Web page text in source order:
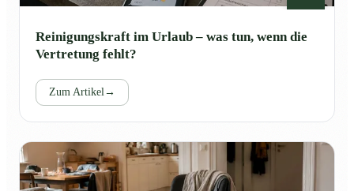
Reinigungskraft im Urlaub – was tun, wenn die
Vertretung fehlt?
Zum Artikel →